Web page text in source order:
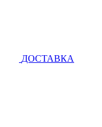
ДОСТАВКА